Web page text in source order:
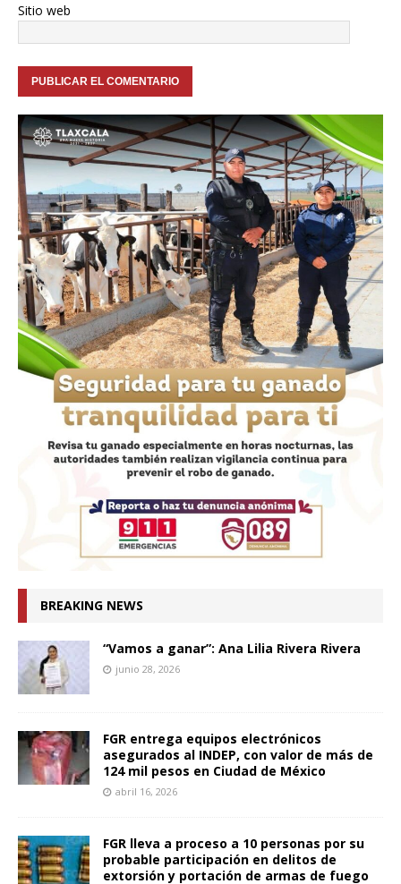
Sitio web
BREAKING NEWS
“Vamos a ganar”: Ana Lilia Rivera Rivera
junio 28, 2026
FGR entrega equipos electrónicos
asegurados al INDEP, con valor de más de
124 mil pesos en Ciudad de México
abril 16, 2026
FGR lleva a proceso a 10 personas por su
probable participación en delitos de
extorsión y portación de armas de fuego